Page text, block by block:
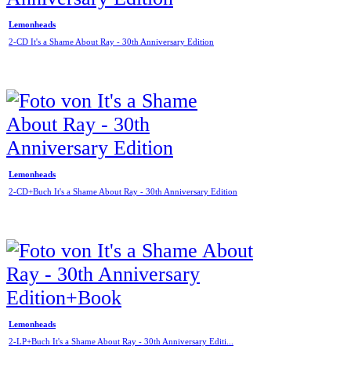
Lemonheads
2-CD It's a Shame About Ray - 30th Anniversary Edition
Lemonheads
2-CD+Buch It's a Shame About Ray - 30th Anniversary Edition
Lemonheads
2-LP+Buch It's a Shame About Ray - 30th Anniversary Editi...